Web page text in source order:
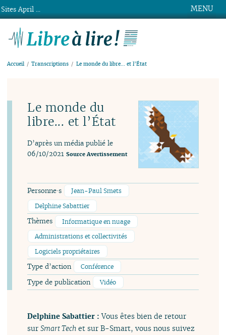
MENU
Accueil Transcriptions Le monde du libre... et l’État
Le monde du
libre... et l’État
D’après un média publié le
06/10/2021 Source Avertissement
Personne·s
Jean-Paul Smets
Delphine Sabattier
Thèmes
Informatique en nuage
Administrations et collectivités
Logiciels propriétaires
Type d’action Conférence
Type de publication Vidéo
Delphine Sabattier :Vous êtes bien de retour
surSmart Tech et sur B-Smart, vous nous suivez
Sites April ...